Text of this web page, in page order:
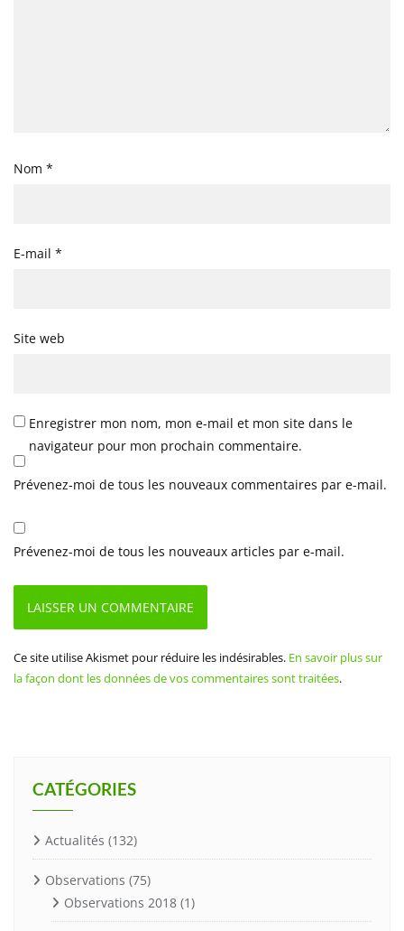
Nom *
E-mail *
Site web
Enregistrer mon nom, mon e-mail et mon site dans le
navigateur pour mon prochain commentaire.
Prévenez-moi de tous les nouveaux commentaires par e-mail.
Prévenez-moi de tous les nouveaux articles par e-mail.
Ce site utilise Akismet pour réduire les indésirables. En savoir plus sur
la façon dont les données de vos commentaires sont traitées.
CATÉGORIES
Actualités (132)
Observations (75)
Observations 2018 (1)